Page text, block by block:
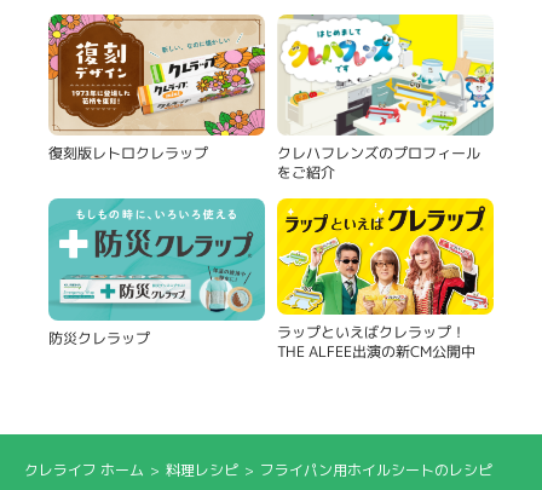
復刻版レトロクレラップ クレハフレンズのプロフィール
をご紹介
防災クレラップ ラップといえばクレラップ！
THE ALFEE出演の新CM公開中
クレライフ ホーム 料理レシピ フライパン用ホイルシートのレシピ